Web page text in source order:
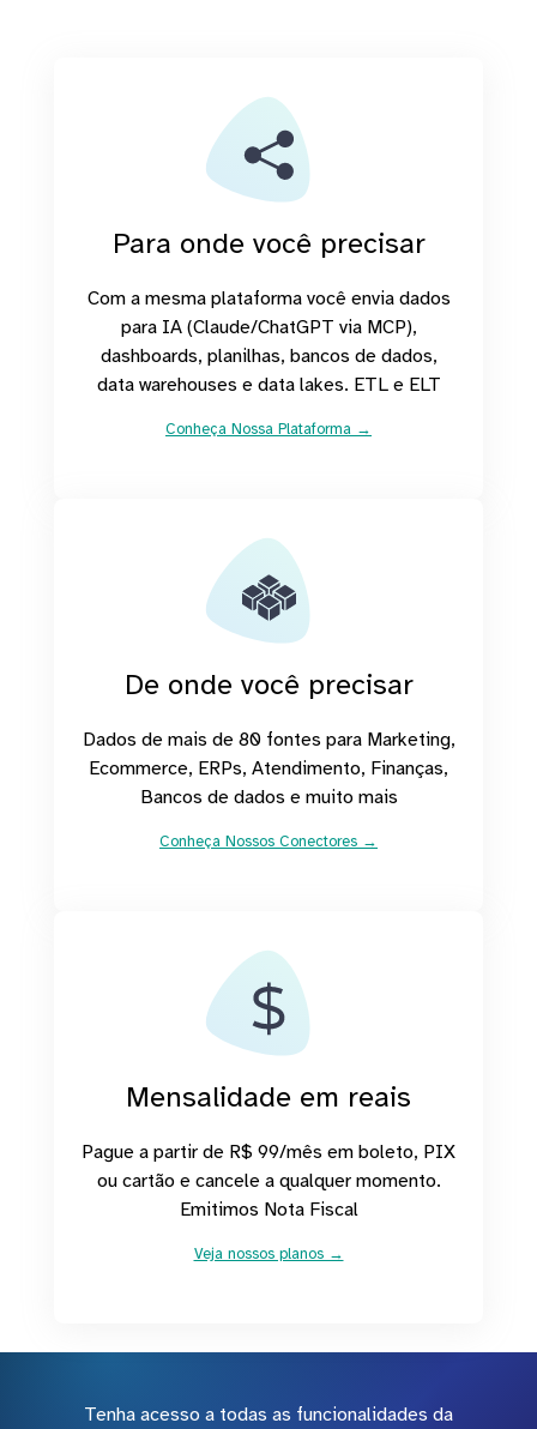
Para onde você precisar
Com a mesma plataforma você envia dados
para IA (Claude/ChatGPT via MCP),
dashboards, planilhas, bancos de dados,
data warehouses e data lakes. ETL e ELT
Conheça Nossa Plataforma →
De onde você precisar
Dados de mais de 80 fontes para Marketing,
Ecommerce, ERPs, Atendimento, Finanças,
Bancos de dados e muito mais
Conheça Nossos Conectores →
Mensalidade em reais
Pague a partir de R$ 99/mês em boleto, PIX
ou cartão e cancele a qualquer momento.
Emitimos Nota Fiscal
Veja nossos planos →
Tenha acesso a todas as funcionalidades da